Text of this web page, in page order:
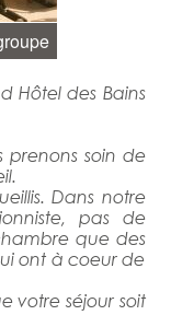
Hôtel des Bains
prenons soin de
Dans notre
pas de
que des
ont à coeur de
votre séjour soit